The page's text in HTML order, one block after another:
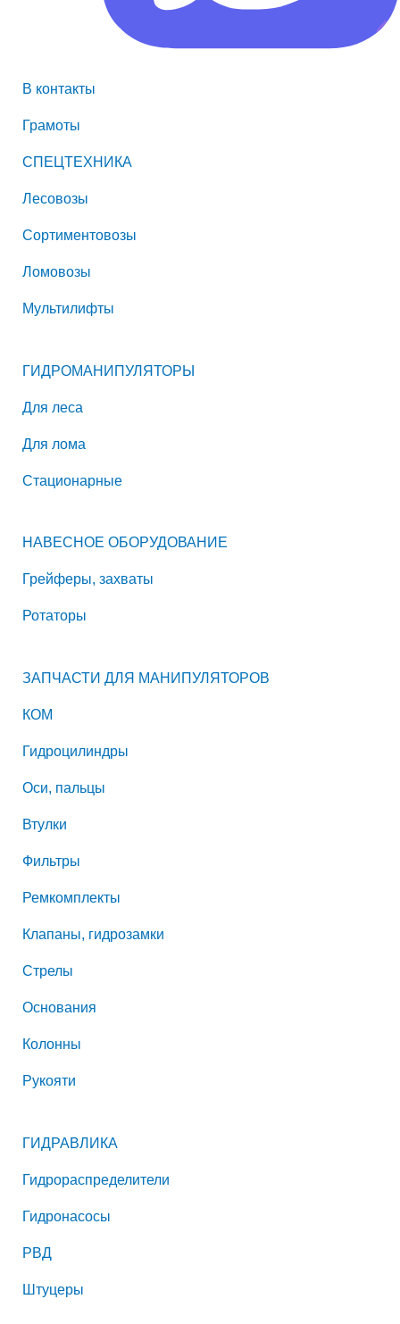
В контакты
Грамоты
СПЕЦТЕХНИКА
Лесовозы
Сортиментовозы
Ломовозы
Мультилифты
ГИДРОМАНИПУЛЯТОРЫ
Для леса
Для лома
Стационарные
НАВЕСНОЕ ОБОРУДОВАНИЕ
Грейферы, захваты
Ротаторы
ЗАПЧАСТИ ДЛЯ МАНИПУЛЯТОРОВ
КОМ
Гидроцилиндры
Оси, пальцы
Втулки
Фильтры
Ремкомплекты
Клапаны, гидрозамки
Стрелы
Основания
Колонны
Рукояти
ГИДРАВЛИКА
Гидрораспределители
Гидронасосы
РВД
Штуцеры